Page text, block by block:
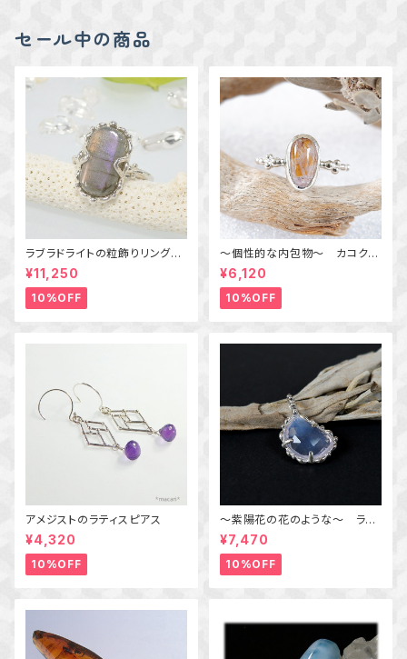
セール中の商品
ラブラドライトの粒飾りリング
（パープル＆オレンジ） 16号
¥11,250
10%OFF
～個性的な内包物～ カコクセ
ナイトインアメジストの粒飾りリ
ング 10号 天然石アクセサリ
ー 一点物 macari
¥6,120
10%OFF
アメジストのラティスピアス
¥4,320
10%OFF
～紫陽花の花のような～ ラベ
ンダークォーツの粒飾りペンダ
ント 天然石アクセサリー
一点物
¥7,470
10%OFF